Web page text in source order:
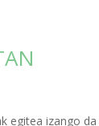
izango